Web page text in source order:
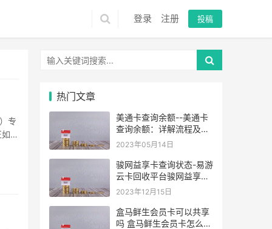
登录 注册 投稿
专
近
热门文章
美通卡查询余额--美通卡
查询余额：详解流程及常
见问题
2023年05月14日
骏网益享卡查询状态-易游
云卡回收平台骏网益享
卡：轻松查询状态，畅享
网
2023年12月15日
盒马鲜生会员卡可以共享
吗 盒马鲜生会员卡怎么给